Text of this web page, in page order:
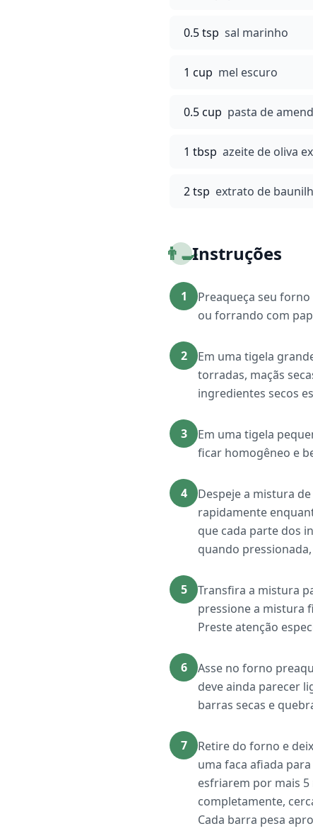
0.5 tsp sal marinho
1 cup mel escuro
0.5 cup pasta de
1 tbsp azeite de oliva
2 tsp extrato de
👨‍🍳Instruções
1
Preaqueça seu
ou forrando com
2
Em uma tigela
torradas, maçãs
ingredientes secos
3
Em uma tigela
ficar homogêneo e
4
Despeje a mistura
rapidamente
que cada parte dos
quando
5
Transfira a mistura
pressione a mistura
Preste atenção
6
Asse no forno
deve ainda parecer
barras secas e
7
Retire do forno e
uma faca afiada
esfriarem por mais
completamente,
Cada barra pesa